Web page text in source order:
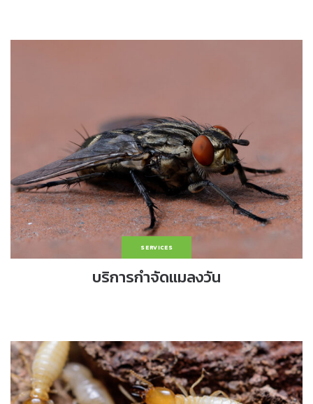
SERVICES
บริการกำจัดแมลงวัน